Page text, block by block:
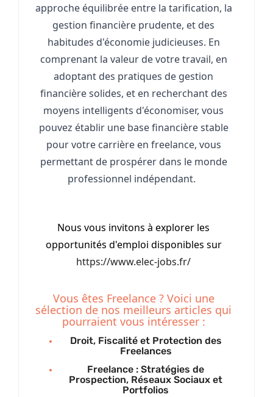
approche équilibrée entre la tarification, la
gestion financière prudente, et des
habitudes d'économie judicieuses. En
comprenant la valeur de votre travail, en
adoptant des pratiques de gestion
financière solides, et en recherchant des
moyens intelligents d'économiser, vous
pouvez établir une base financière stable
pour votre carrière en freelance, vous
permettant de prospérer dans le monde
professionnel indépendant.
Nous vous invitons à explorer les
opportunités d'emploi disponibles sur
https://www.elec-jobs.fr/
Vous êtes Freelance ? Voici une
sélection de nos meilleurs articles qui
pourraient vous intéresser :
Droit, Fiscalité et Protection des
Freelances
Freelance : Stratégies de
Prospection, Réseaux Sociaux et
Portfolios